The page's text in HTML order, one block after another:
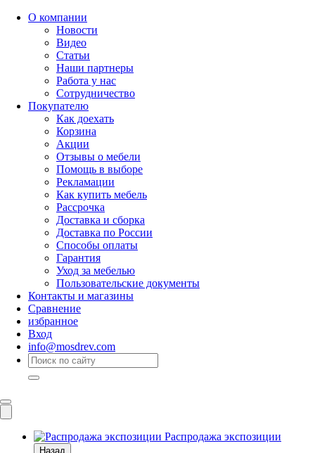
О компании
Новости
Видео
Статьи
Наши партнеры
Работа у нас
Сотрудничество
Покупателю
Как доехать
Корзина
Акции
Отзывы о мебели
Помощь в выборе
Рекламации
Как купить мебель
Рассрочка
Доставка и сборка
Доставка по России
Способы оплаты
Гарантия
Уход за мебелью
Пользовательские документы
Контакты и магазины
Сравнение
избранное
Вход
info@mosdrev.com
Распродажа экспозиции
Назад